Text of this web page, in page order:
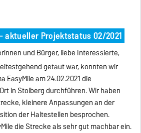
aktueller Projektstatus 02/2021
und Bürger, liebe Interessierte,
getaut war, konnten wir
EasyMile am 24.02.2021 die
in Stolberg durchführen. Wir haben
kleinere Anpassungen an der
der Haltestellen besprochen.
die Strecke als sehr gut machbar ein.